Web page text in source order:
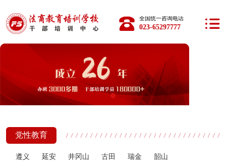
全国统一咨询电话：
023-65297777
党性教育
遵义 延安 井冈山 古田 瑞金
韶山